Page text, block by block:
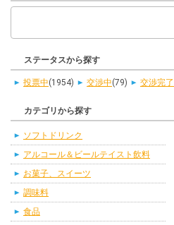
ステータスから探す
投票中(1954) 交渉中(79) 交渉完了
カテゴリから探す
ソフトドリンク
アルコール＆ビールテイスト飲料
お菓子、スイーツ
調味料
食品